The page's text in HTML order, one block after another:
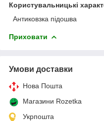
Користувальницькі
Антиковзка підошва
Приховати
Умови доставки
Нова Пошта
Магазини Rozetka
Укрпошта